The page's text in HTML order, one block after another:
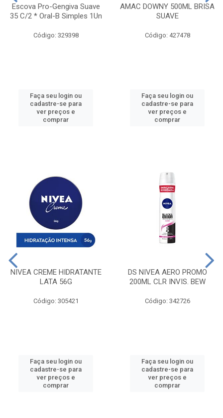
Escova Pro-Gengiva Suave
35 C/2 * Oral-B Simples 1Un
Código: 329398
Faça seu login ou
cadastre-se para
ver preços e
comprar
AMAC DOWNY 500ML BRISA
SUAVE
Código: 427478
Faça seu login ou
cadastre-se para
ver preços e
comprar
NIVEA CREME HIDRATANTE
LATA 56G
Código: 305421
Faça seu login ou
cadastre-se para
ver preços e
comprar
DS NIVEA AERO PROMO
200ML CLR INVIS. BEW
Código: 342726
Faça seu login ou
cadastre-se para
ver preços e
comprar